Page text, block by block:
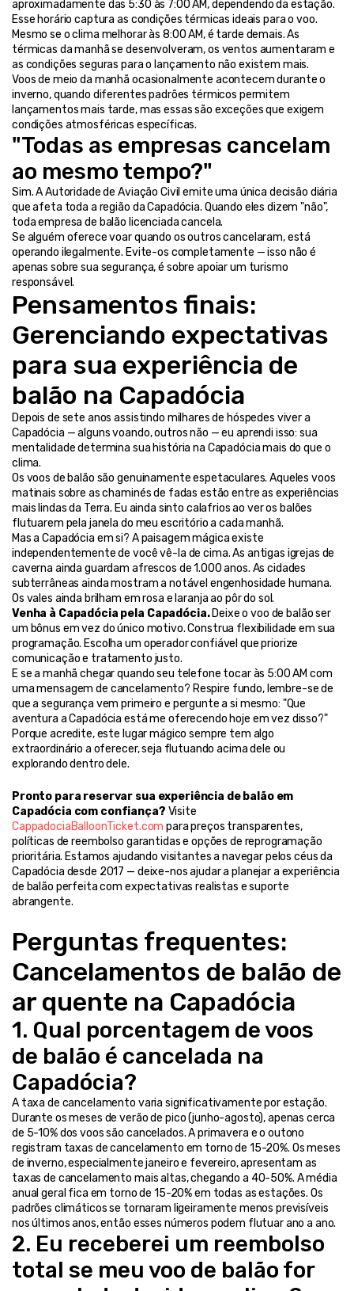
aproximadamente das 5:30 às 7:00 AM, dependendo da estação.
Esse horário captura as condições térmicas ideais para o voo.
Mesmo se o clima melhorar às 8:00 AM, é tarde demais. As
térmicas da manhã se desenvolveram, os ventos aumentaram e
as condições seguras para o lançamento não existem mais.
Voos de meio da manhã ocasionalmente acontecem durante o
inverno, quando diferentes padrões térmicos permitem
lançamentos mais tarde, mas essas são exceções que exigem
condições atmosféricas específicas.
"Todas as empresas cancelam
ao mesmo tempo?"
Sim. A Autoridade de Aviação Civil emite uma única decisão diária
que afeta toda a região da Capadócia. Quando eles dizem "não",
toda empresa de balão licenciada cancela.
Se alguém oferece voar quando os outros cancelaram, está
operando ilegalmente. Evite-os completamente — isso não é
apenas sobre sua segurança, é sobre apoiar um turismo
responsável.
Pensamentos finais:
Gerenciando expectativas
para sua experiência de
balão na Capadócia
Depois de sete anos assistindo milhares de hóspedes viver a
Capadócia — alguns voando, outros não — eu aprendi isso: sua
mentalidade determina sua história na Capadócia mais do que o
clima.
Os voos de balão são genuinamente espetaculares. Aqueles voos
matinais sobre as chaminés de fadas estão entre as experiências
mais lindas da Terra. Eu ainda sinto calafrios ao ver os balões
flutuarem pela janela do meu escritório a cada manhã.
Mas a Capadócia em si? A paisagem mágica existe
independentemente de você vê-la de cima. As antigas igrejas de
caverna ainda guardam afrescos de 1.000 anos. As cidades
subterrâneas ainda mostram a notável engenhosidade humana.
Os vales ainda brilham em rosa e laranja ao pôr do sol.
Venha à Capadócia pela Capadócia. Deixe o voo de balão ser
um bônus em vez do único motivo. Construa flexibilidade em sua
programação. Escolha um operador confiável que priorize
comunicação e tratamento justo.
E se a manhã chegar quando seu telefone tocar às 5:00 AM com
uma mensagem de cancelamento? Respire fundo, lembre-se de
que a segurança vem primeiro e pergunte a si mesmo: "Que
aventura a Capadócia está me oferecendo hoje em vez disso?"
Porque acredite, este lugar mágico sempre tem algo
extraordinário a oferecer, seja flutuando acima dele ou
explorando dentro dele.
Pronto para reservar sua experiência de balão em
Capadócia com confiança?
CappadociaBalloonTicket.com para preços transparentes,
políticas de reembolso garantidas e opções de reprogramação
prioritária. Estamos ajudando visitantes a navegar pelos céus da
Capadócia desde 2017 — deixe-nos ajudar a planejar a experiência
de balão perfeita com expectativas realistas e suporte
abrangente.
Perguntas frequentes:
Cancelamentos de balão de
ar quente na Capadócia
1. Qual porcentagem de voos
de balão é cancelada na
Capadócia?
A taxa de cancelamento varia significativamente por estação.
Durante os meses de verão de pico (junho-agosto), apenas cerca
de 5-10% dos voos são cancelados. A primavera e o outono
registram taxas de cancelamento em torno de 15-20%. Os meses
de inverno, especialmente janeiro e fevereiro, apresentam as
taxas de cancelamento mais altas, chegando a 40-50%. A média
anual geral fica em torno de 15-20% em todas as estações. Os
padrões climáticos se tornaram ligeiramente menos previsíveis
nos últimos anos, então esses números podem flutuar ano a ano.
2. Eu receberei um reembolso
total se meu voo de balão for